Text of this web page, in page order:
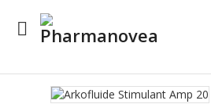
